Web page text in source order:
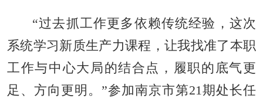
“过去抓工作更多依赖传统经验，这次
系统学习新质生产力课程，让我找准了本职
工作与中心大局的结合点，履职的底气更
足、方向更明。”参加南京市第21期处长任